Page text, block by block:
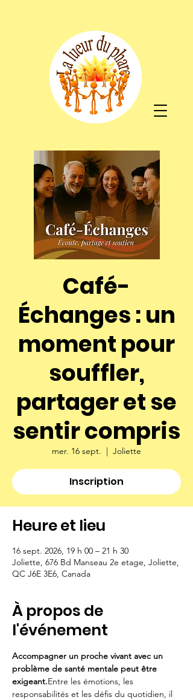
Café-
Échanges : un
moment pour
souffler,
partager et se
sentir compris
mer. 16 sept.
  |
Joliette
Inscription
Heure et lieu
16 sept. 2026, 19 h 00 – 21 h 30
Joliette, 676 Bd Manseau 2e etage, Joliette,
QC J6E 3E6, Canada
À propos de
l'événement
Accompagner un proche vivant avec un
problème de santé mentale peut être
exigeant.Entre les émotions, les
responsabilités et les défis du quotidien, il